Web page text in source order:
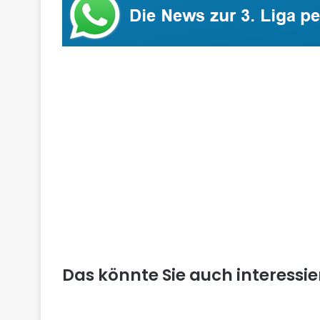
Das könnte Sie auch